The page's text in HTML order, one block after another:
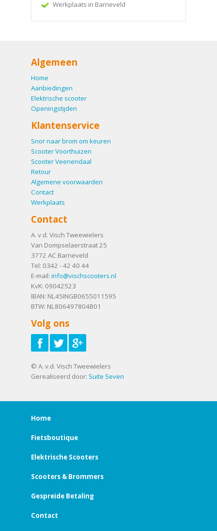
Werkplaats in Barneveld
Algemeen
Home
Aanbiedingen
Elektrische scooter
Openingstijden
Klantenservice
Snor naar brom om keuren
Scooter Voorthuizen
Scooter Veenendaal
Retour
Algemene voorwaarden
Contact
Werkplaats
Contact
A. v.d. Visch Tweewielers
Van Dompselaerstraat 25
3772 AC Barneveld
Tel: 0342 - 42 40 44
E-mail: info@vischscooters.nl
KvK: 09042523
IBAN: NL45INGB0655011595
BTW: NL806497804B01
Volg ons
© A. v.d. Visch Tweewielers
Gerealiseerd door: Suite Seven
Home
Fietsboutique
Elektrische Scooters
Scooters & Brommers
Gespreide Betaling
Contact